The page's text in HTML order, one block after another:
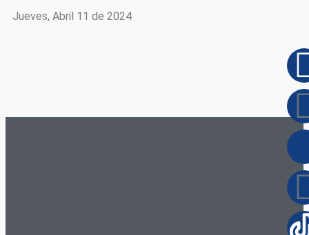
Jueves, Abril 11 de 2024